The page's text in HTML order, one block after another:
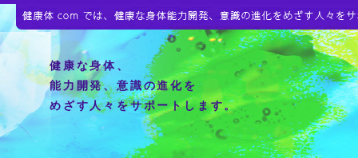
健康な身体、
能力開発、意識の進化を
めざす人々をサポートします。